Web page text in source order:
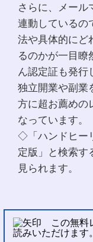
さらに、メール
連動しているの
法や具体的にど
るのかが一目瞭
ん認定証も発行
独立開業や副業
方に超お薦めの
なっています。
◇「ハンドヒー
定版」と検索す
見られます。
この無料
読みいただけます。